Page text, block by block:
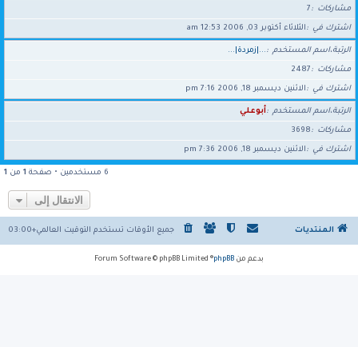
مشاركات 7
اشترك في الثلاثاء أكتوبر 03, 2006 12:53 am
الرتبة،اسم المستخدم ...|زمردة|...
مشاركات 2487
اشترك في الاثنين ديسمبر 18, 2006 7:16 pm
الرتبة،اسم المستخدم أبوعلي
مشاركات 3698
اشترك في الاثنين ديسمبر 18, 2006 7:36 pm
6 مستخدمين • صفحة 1 من 1
الانتقال إلى
المنتديات جميع الأوقات تستخدم التوقيت العالمي+03:00
بدعم من phpBB
® Forum Software © phpBB Limited